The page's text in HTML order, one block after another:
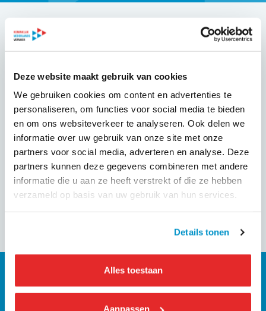
Deze website maakt gebruik van cookies
We gebruiken cookies om content en advertenties te
personaliseren, om functies voor social media te bieden
en om ons websiteverkeer te analyseren. Ook delen we
informatie over uw gebruik van onze site met onze
partners voor social media, adverteren en analyse. Deze
partners kunnen deze gegevens combineren met andere
informatie die u aan ze heeft verstrekt of die ze hebben
verzameld op basis van uw gebruik van hun services.
Details tonen
Alles toestaan
Aanpassen
(onder meer):
verduurzaming van de sector
eerlijke concurrentie (level playing field) opstelmarkt
en bestelmarkt
de boordcomputer taxi